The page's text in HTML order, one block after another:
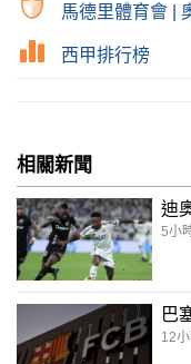
馬德里體育會
西甲排行榜
相關新聞
迪
5小
巴
12